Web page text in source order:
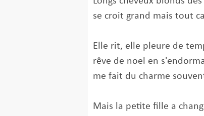
se croit grand mais tout
Elle rit, elle pleure de
rêve de noel en
me fait du charme
Mais la petite fille a